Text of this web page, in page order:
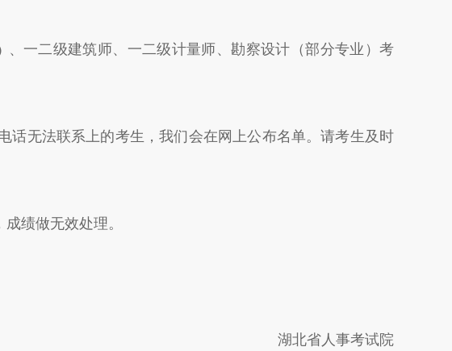
、一二级建筑师、一二级计量师、勘察设计（部分专业）考
话无法联系上的考生，我们会在网上公布名单。请考生及时
绩做无效处理。
湖北省人事考试院